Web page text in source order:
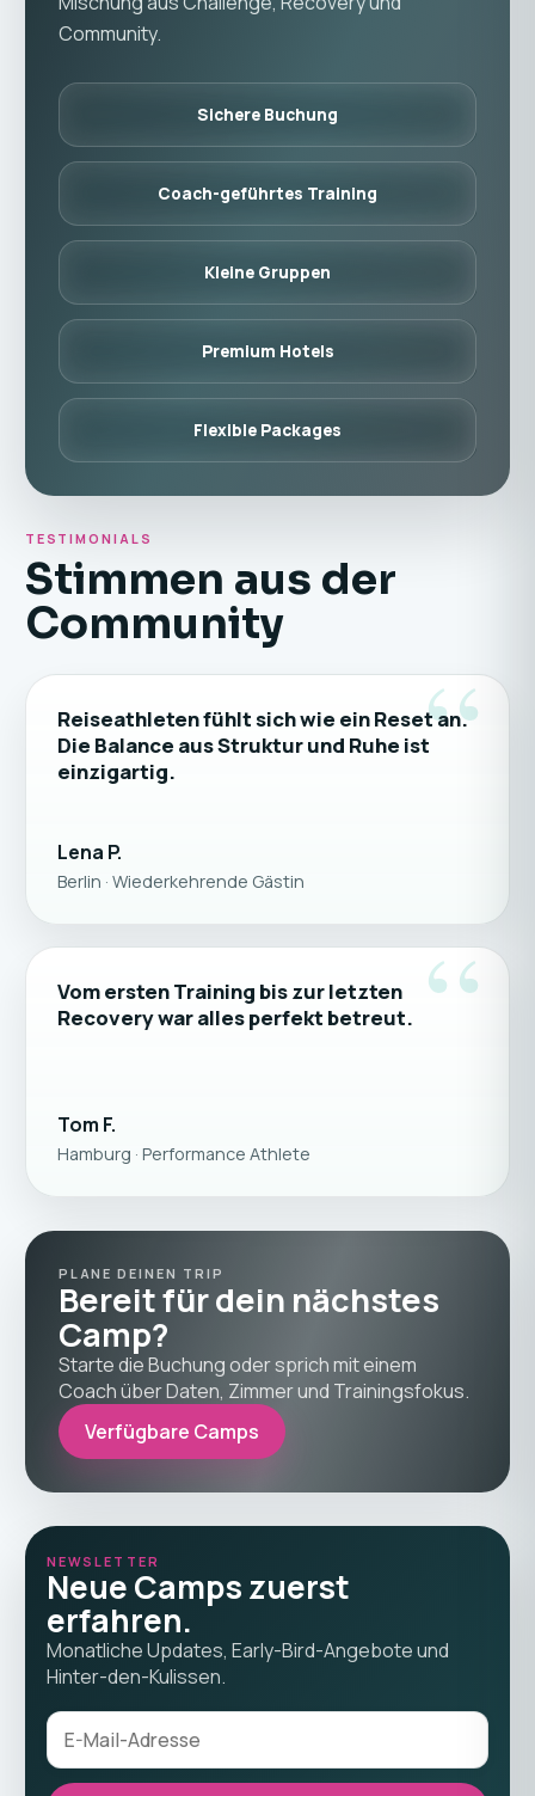
Community.
Sichere Buchung
Coach-geführtes Training
Kleine Gruppen
Premium Hotels
Flexible Packages
TESTIMONIALS
Stimmen aus der
Community
“
Reiseathleten fühlt sich wie ein Reset an.
Die Balance aus Struktur und Ruhe ist
einzigartig.
Lena P.
Berlin · Wiederkehrende Gästin
“
Vom ersten Training bis zur letzten
Recovery war alles perfekt betreut.
Tom F.
Hamburg · Performance Athlete
PLANE DEINEN TRIP
Bereit für dein nächstes
Camp?
Starte die Buchung oder sprich mit einem
Coach über Daten, Zimmer und Trainingsfokus.
Verfügbare Camps
NEWSLETTER
Neue Camps zuerst
erfahren.
Monatliche Updates, Early-Bird-Angebote und
Hinter-den-Kulissen.